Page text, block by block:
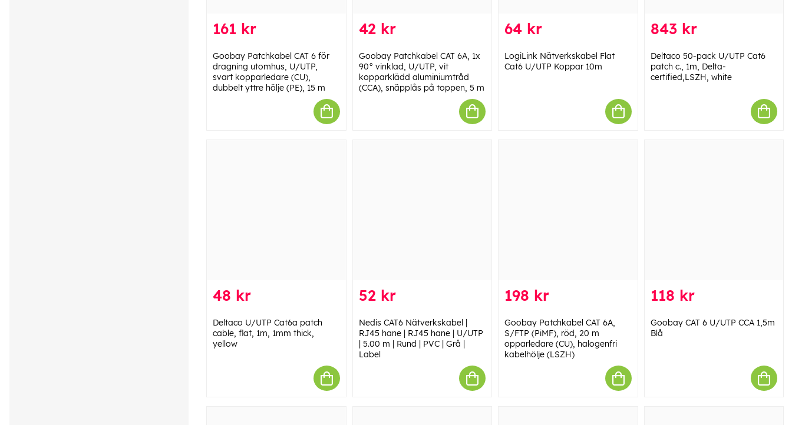
161 kr
Goobay Patchkabel CAT 6 för
dragning utomhus, U/UTP,
svart kopparledare (CU),
dubbelt yttre hölje (PE), 15 m
42 kr
Goobay Patchkabel CAT 6A, 1x
90° vinklad, U/UTP, vit
kopparklädd aluminiumtråd
(CCA), snäpplås på toppen, 5 m
64 kr
LogiLink Nätverkskabel Flat
Cat6 U/UTP Koppar 10m
843 kr
Deltaco 50-pack U/UTP Cat6
patch c., 1m, Delta-
certified,LSZH, white
48 kr
Deltaco U/UTP Cat6a patch
cable, flat, 1m, 1mm thick,
yellow
52 kr
Nedis CAT6 Nätverkskabel |
RJ45 hane | RJ45 hane | U/UTP
| 5.00 m | Rund | PVC | Grå |
Label
198 kr
Goobay Patchkabel CAT 6A,
S/FTP (PiMF), röd, 20 m
opparledare (CU), halogenfri
kabelhölje (LSZH)
118 kr
Goobay CAT 6 U/UTP CCA 1,5m
Blå